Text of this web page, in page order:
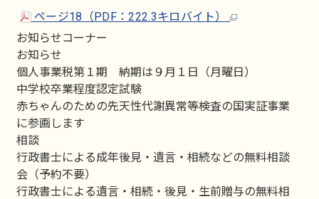
ページ18（PDF：222.3キロバイト）
お知らせコーナー
お知らせ
個人事業税第１期 納期は９月１日（月曜日）
中学校卒業程度認定試験
赤ちゃんのための先天性代謝異常等検査の国実証事業
に参画します
相談
行政書士による成年後見・遺言・相続などの無料相談
会（予約不要）
行政書士による遺言・相続・後見・生前贈与の無料相